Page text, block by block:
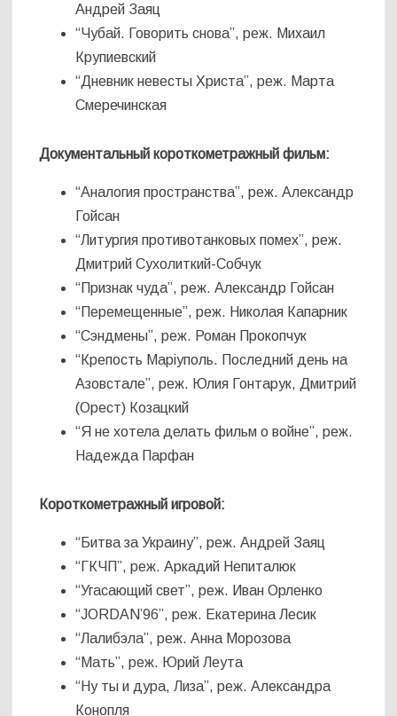
Андрей Заяц
“Чубай. Говорить снова”, реж. Михаил
Крупиевский
“Дневник невесты Христа”, реж. Марта
Смеречинская
Документальный короткометражный фильм:
“Аналогия пространства”, реж. Александр
Гойсан
“Литургия противотанковых помех”, реж.
Дмитрий Сухолиткий-Собчук
“Признак чуда”, реж. Александр Гойсан
“Перемещенные”, реж. Николая Капарник
“Сэндмены”, реж. Роман Прокопчук
“Крепость Маріуполь. Последний день на
Азовстале”, реж. Юлия Гонтарук, Дмитрий
(Орест) Козацкий
“Я не хотела делать фильм о войне”, реж.
Надежда Парфан
Короткометражный игровой:
“Битва за Украину”, реж. Андрей Заяц
“ГКЧП”, реж. Аркадий Непиталюк
“Угасающий свет”, реж. Иван Орленко
“JORDAN’96”, реж. Екатерина Лесик
“Лалибэла”, реж. Анна Морозова
“Мать”, реж. Юрий Леута
“Ну ты и дура, Лиза”, реж. Александра
Конопля